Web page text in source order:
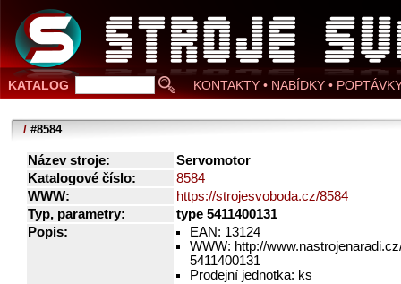
KATALOG KONTAKTY • NABÍDKY •
/ #8584
Název stroje:
Servomotor
Katalogové číslo:
8584
WWW:
https://strojesvoboda.cz/8584
Typ, parametry:
type 5411400131
Popis:
EAN: 13124
WWW: http://
5411400131
Prodejní jednotka: ks